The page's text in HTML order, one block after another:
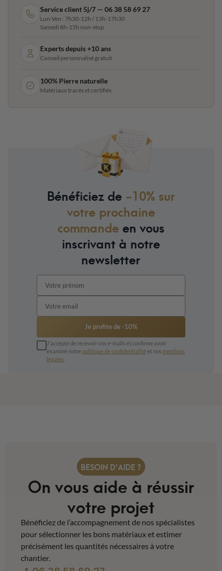
Service client 5j/7 — 06 38 58 69 27
Lun-Ven : 7h30-12h / 13h-17h30
Samedi 8h-15h non-stop
Experts depuis +10 ans
Conseil personnalisé gratuit
100% Pierre naturelle
Matériaux tracés et certifiés
Bénéficiez de -10% sur
votre prochaine
commandeen vous
inscrivant à notre
newsletter
Je profite de -10%
J'accepte de recevoir vos e-mails et confirme avoir
examiné notre politique de confidentialité et nos mentions
légales
BESOIN D'AIDE ?
On vous aide à réussir
votre projet
Bénéficiez de l’accompagnement de nos spécialistes
pour sélectionner les bons matériaux et estimer
précisément les quantités nécessaires à votre
chantier.